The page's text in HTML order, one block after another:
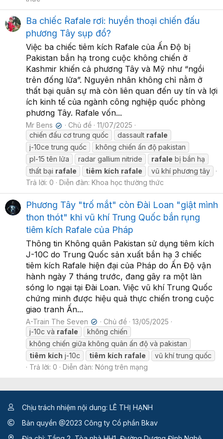
Ba chiếc Rafale rơi: huyền thoại chiến đấu
phương Tây sụp đổ?
Việc ba chiếc tiêm kích Rafale của Ấn Độ bị
Pakistan bắn hạ trong cuộc không chiến ở
Kashmir khiến cả phương Tây và Mỹ như “ngồi
trên đống lửa”. Nguyên nhân không chỉ nằm ở
thất bại quân sự mà còn liên quan đến uy tín và lợi
ích kinh tế của ngành công nghiệp quốc phòng
phương Tây. Rafale vốn...
Mr Bens ✔ Chủ đề
11/07/2025
chiến đấu cơ trung quốc
dassault rafale
j-10ce trung quốc
không chiến ấn độ pakistan
pl-15 tên lửa
radar gallium nitride rafale bị bắn hạ
thất bại rafale tiêm kích rafale
vũ khí phương tây
Trả lời: 0
Diễn đàn: Khoa học thường thức
Phương Tây "trố mắt" còn Đài Loan "giật mình
thon thót" khi vũ khí Trung Quốc bắn rụng
tiêm kích Rafale của Pháp
Thông tin Không quân Pakistan sử dụng tiêm kích
J-10C do Trung Quốc sản xuất bắn hạ 3 chiếc
tiêm kích Rafale hiện đại của Pháp do Ấn Độ vận
hành ngày 7 tháng trước, đang gây ra một làn
sóng lo ngại tại Đài Loan. Việc vũ khí Trung Quốc
chứng minh được hiệu quả thực chiến trong cuộc
giao tranh Ấn...
A-Train The Seven ✔ Chủ đề
13/05/2025
j-10c và rafale
không chiến
không chiến giữa không quân ấn độ và pakistan
tiêm kích j-10c tiêm kích rafale
vũ khí trung quốc
Trả lời: 0
Diễn đàn: Nóng trên mạng
Chịu trách nhiệm nội dung: LÊ THỊ HẠNH
Bản quyền @2023 Công ty Cổ phần Bkav